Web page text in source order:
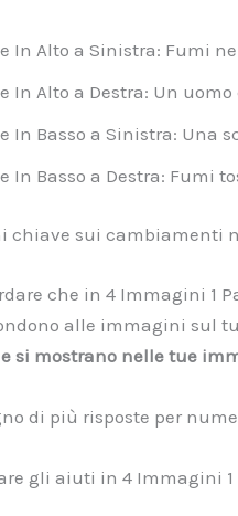
In Alto a Sinistra: Fumi
In Alto a Destra: Un
In Basso a Sinistra: Una
In Basso a Destra: Fumi
chiave sui cambiamenti
che in 4 Immagini 1
alle immagini sul
si mostrano nelle tue
di più risposte per
gli aiuti in 4 Immagini 1